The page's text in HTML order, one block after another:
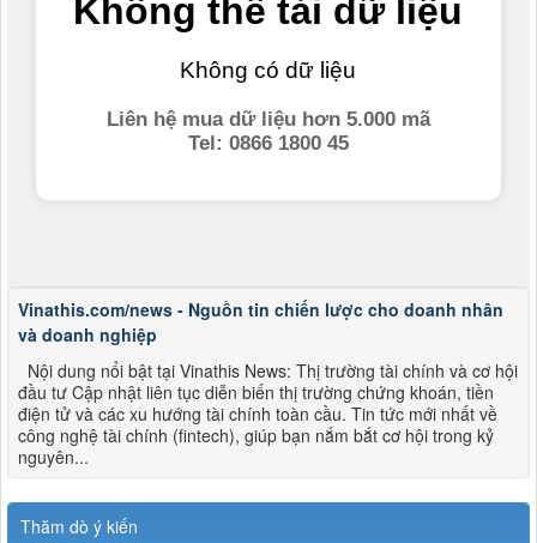
Vinathis.com/news - Nguồn tin chiến lược cho doanh nhân
và doanh nghiệp
Nội dung nổi bật tại Vinathis News: Thị trường tài chính và cơ hội
đầu tư Cập nhật liên tục diễn biến thị trường chứng khoán, tiền
điện tử và các xu hướng tài chính toàn cầu. Tin tức mới nhất về
công nghệ tài chính (fintech), giúp bạn nắm bắt cơ hội trong kỷ
nguyên...
Thăm dò ý kiến